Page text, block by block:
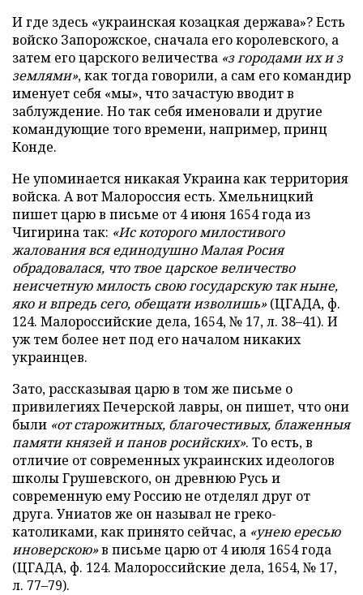
И где здесь «украинская козацкая держава»? Есть
войско Запорожское, сначала его королевского, а
затем его царского величества «з городами их и з
землями», как тогда говорили, а сам его командир
именует себя «мы», что зачастую вводит в
заблуждение. Но так себя именовали и другие
командующие того времени, например, принц
Конде.
Не упоминается никакая Украина как территория
войска. А вот Малороссия есть. Хмельницкий
пишет царю в письме от 4 июня 1654 года из
Чигирина так: «Ис которого милостивого
жалования вся единодушно Малая Росия
обрадовалася, что твое царское величество
неисчетную милость свою государскую так ныне,
яко и впредь сего, обещати изволишь»(ЦГАДА, ф.
124. Малороссийские дела, 1654, № 17, л. 38–41). И
уж тем более нет под его началом никаких
украинцев.
Зато, рассказывая царю в том же письме о
привилегиях Печерской лавры, он пишет, что они
были «от старожитных, благочестивых, блаженныя
памяти князей и панов росийских». То есть, в
отличие от современных украинских идеологов
школы Грушевского, он древнюю Русь и
современную ему Россию не отделял друг от
друга. Униатов же он называл не греко-
католиками, как принято сейчас, а «унею ересью
иноверскою»в письме царю от 4 июля 1654 года
(ЦГАДА, ф. 124. Малороссийские дела, 1654, № 17,
л. 77–79).